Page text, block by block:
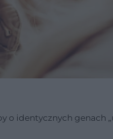
o identycznych genach